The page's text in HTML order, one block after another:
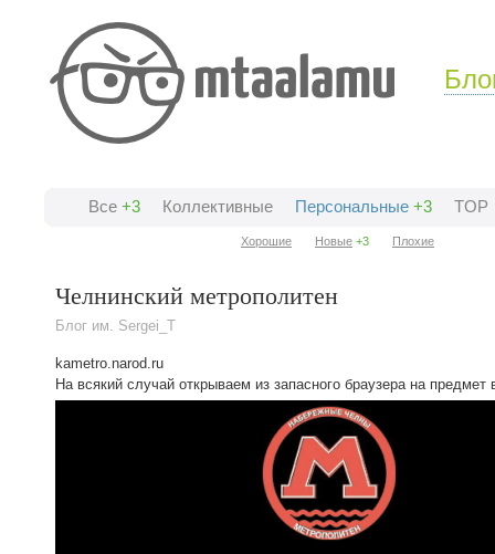
Все +3 Коллективные Персональные +3
Хорошие Новые +3 Плохие
TOP
Челнинский метрополитен
Блог им. Sergei_T
kametro.narod.ru
На всякий случай открываем из запасного браузера на предмет